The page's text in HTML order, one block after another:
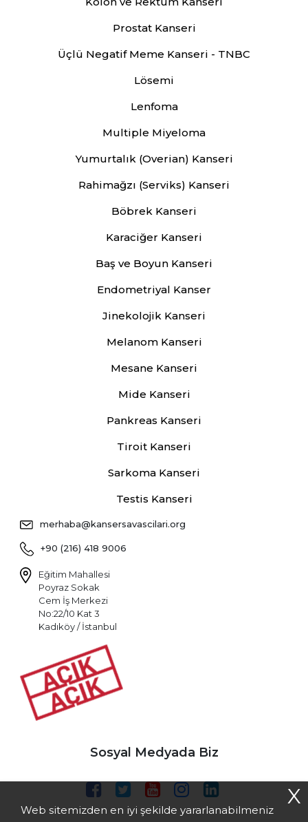
Prostat Kanseri
Üçlü Negatif Meme Kanseri - TNBC
Lösemi
Lenfoma
Multiple Miyeloma
Yumurtalık (Overian) Kanseri
Rahimağzı (Serviks) Kanseri
Böbrek Kanseri
Karaciğer Kanseri
Baş ve Boyun Kanseri
Endometriyal Kanser
Jinekolojik Kanseri
Melanom Kanseri
Mesane Kanseri
Mide Kanseri
Pankreas Kanseri
Tiroit Kanseri
Sarkoma Kanseri
Testis Kanseri
merhaba@kansersavascilari.org
+90 (216) 418 9006
Eğitim Mahallesi
Poyraz Sokak
Cem İş Merkezi
No:22/10 Kat 3
Kadıköy / İstanbul
Sosyal Medyada Biz
Web sitemizden en iyi şekilde yararlanabilmeniz
X